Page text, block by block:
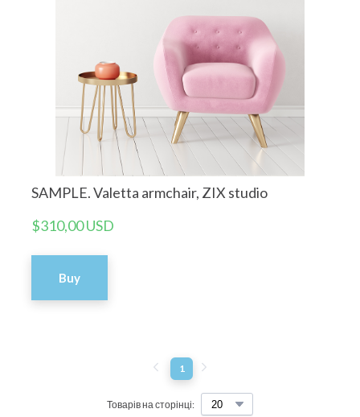
SAMPLE. Valetta armchair, ZIX studio
$310,00 USD
Buy
Товарів на сторінці:
1